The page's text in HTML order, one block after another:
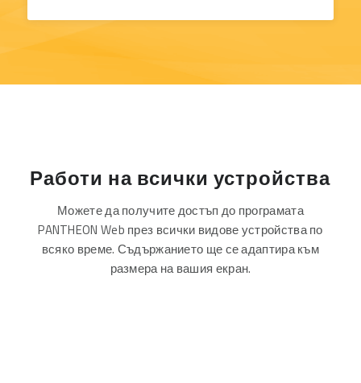
Работи на всички устройства
Можете да получите достъп до програмата
PANTHEON Web през всички видове устройства по
всяко време. Съдържанието ще се адаптира към
размера на вашия екран.